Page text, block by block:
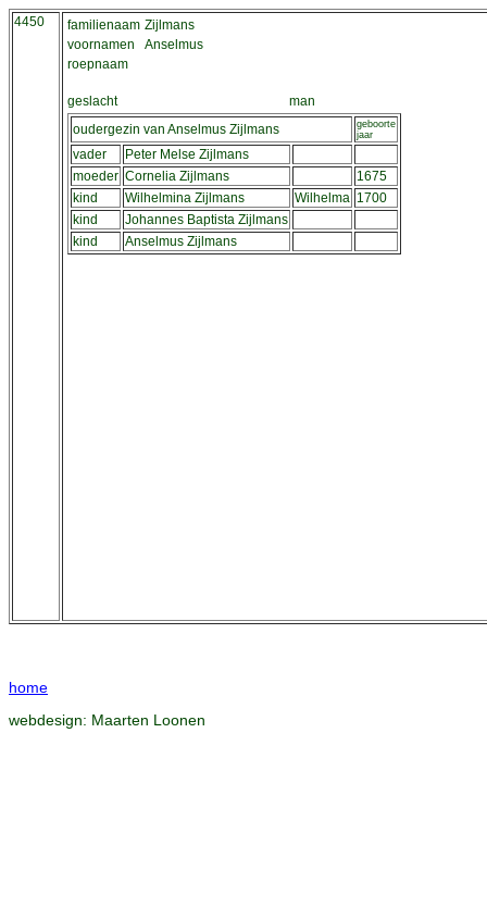
4450 familienaam Zijlmans
voornamen
Anselmus
roepnaam
geslacht
man
oudergezin van Anselmus Zijlmans
geboorte
jaar
vader
Peter Melse Zijlmans
moeder Cornelia Zijlmans
1675
kind
Wilhelmina Zijlmans Wilhelma 1700
kind
Johannes Baptista Zijlmans
kind
Anselmus Zijlmans
home
webdesign: Maarten Loonen